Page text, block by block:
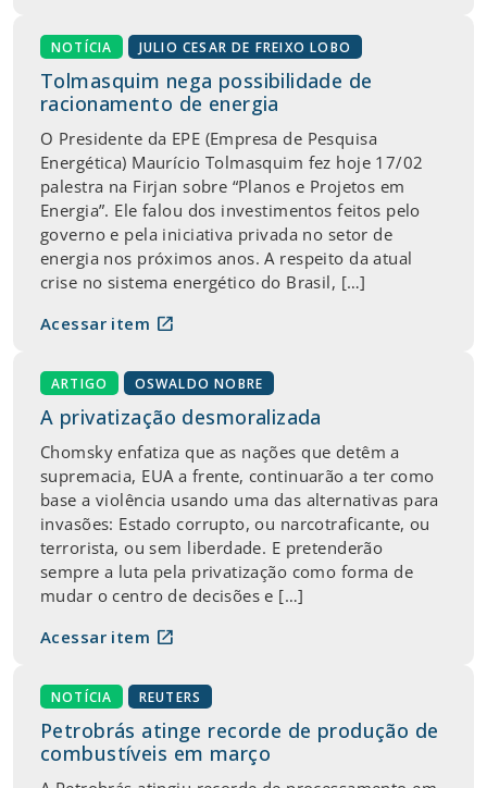
NOTÍCIA JULIO CESAR DE FREIXO LOBO
Tolmasquim nega possibilidade de
racionamento de energia
O Presidente da EPE (Empresa de Pesquisa
Energética) Maurício Tolmasquim fez hoje 17/02
palestra na Firjan sobre “Planos e Projetos em
Energia”. Ele falou dos investimentos feitos pelo
governo e pela iniciativa privada no setor de
energia nos próximos anos. A respeito da atual
crise no sistema energético do Brasil, […]
Acessar item open_in_new
ARTIGO OSWALDO NOBRE
A privatização desmoralizada
Chomsky enfatiza que as nações que detêm a
supremacia, EUA a frente, continuarão a ter como
base a violência usando uma das alternativas para
invasões: Estado corrupto, ou narcotraficante, ou
terrorista, ou sem liberdade. E pretenderão
sempre a luta pela privatização como forma de
mudar o centro de decisões e […]
Acessar item open_in_new
NOTÍCIA REUTERS
Petrobrás atinge recorde de produção de
combustíveis em março